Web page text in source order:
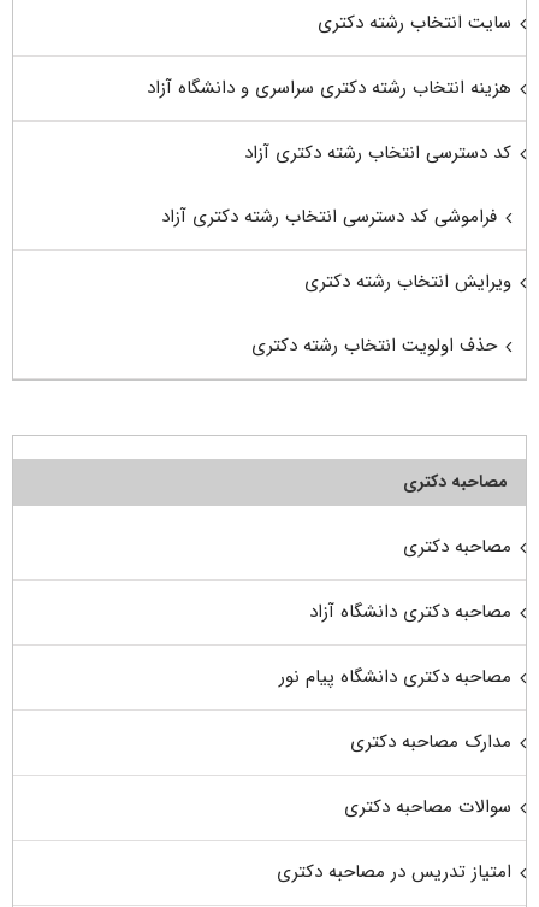
سایت انتخاب رشته دکتری
هزینه انتخاب رشته دکتری سراسری و دانشگاه آزاد
کد دسترسی انتخاب رشته دکتری آزاد
فراموشی کد دسترسی انتخاب رشته دکتری آزاد
ویرایش انتخاب رشته دکتری
حذف اولویت انتخاب رشته دکتری
مصاحبه دکتری
مصاحبه دکتری
مصاحبه دکتری دانشگاه آزاد
مصاحبه دکتری دانشگاه پیام نور
مدارک مصاحبه دکتری
سوالات مصاحبه دکتری
امتیاز تدریس در مصاحبه دکتری